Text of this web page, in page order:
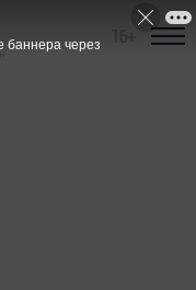
баннера через